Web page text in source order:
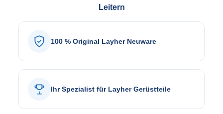
Leitern
100 % Original Layher Neuware
Ihr Spezialist für Layher Gerüstteile